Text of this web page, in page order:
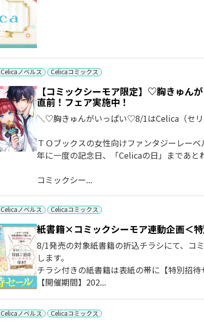
Celicaノベルス Celicaコミックス
【コミックシーモア限定】♡胸きゅん
直前！フェア実施中！
＼♡胸きゅんがいっぱい♡8/1はCelica（セ
ＴＯブックスの女性向けファンタジーレーベ
年に一度の記念日、「Celicaの日」まであと
コミックシー...
Celicaノベルス Celicaコミックス
紙書籍×コミックシーモア連動企画＜
8/1発売の対象紙書籍の折込チラシにて、コ
します。
チラシ付きの紙書籍は表紙の帯に【特別招
【開催期間】202...
Celicaノベルス Celicaコミックス